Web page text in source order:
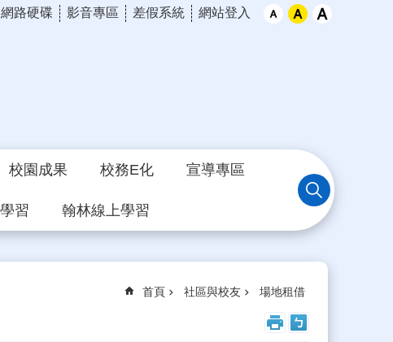
網路硬碟 影音專區 差假系統 網站登入
校園成果 校務E化 宣導專區
習 翰林線上學習
首頁 社區與校友 場地租借